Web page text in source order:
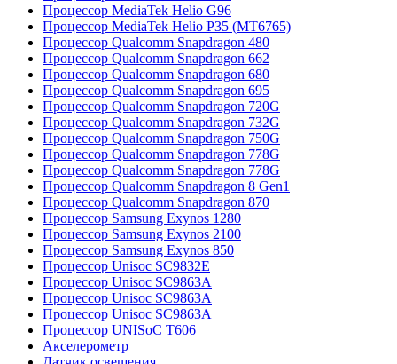
Процессор MediaTek Helio G96
Процессор MediaTek Helio P35 (MT6765)
Процессор Qualcomm Snapdragon 480
Процессор Qualcomm Snapdragon 662
Процессор Qualcomm Snapdragon 680
Процессор Qualcomm Snapdragon 695
Процессор Qualcomm Snapdragon 720G
Процессор Qualcomm Snapdragon 732G
Процессор Qualcomm Snapdragon 750G
Процессор Qualcomm Snapdragon 778G
Процессор Qualcomm Snapdragon 778G
Процессор Qualcomm Snapdragon 8 Gen1
Процессор Qualcomm Snapdragon 870
Процессор Samsung Exynos 1280
Процессор Samsung Exynos 2100
Процессор Samsung Exynos 850
Процессор Unisoc SC9832E
Процессор Unisoc SC9863A
Процессор Unisoc SC9863A
Процессор Unisoc SC9863A
Процессор UNISoC T606
Акселерометр